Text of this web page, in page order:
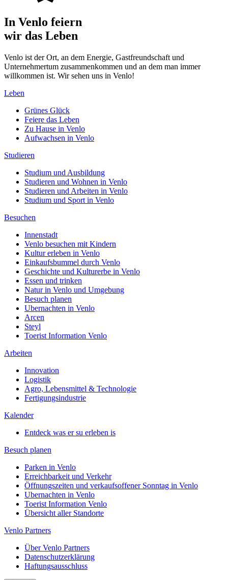
In Venlo feiern
wir das Leben
Venlo ist der Ort, an dem Energie, Gastfreundschaft und
Unternehmertum zusammenkommen und an dem man immer
willkommen ist. Wir sehen uns in Venlo!
Leben
Grünes Glück
Feiere das Leben
Zu Hause in Venlo
Aufwachsen in Venlo
Studieren
Studium und Ausbildung
Studieren und Wohnen in Venlo
Studieren und Arbeiten in Venlo
Studium und Sport in Venlo
Besuchen
Innenstadt
Venlo besuchen mit Kindern
Kultur erleben in Venlo
Einkaufsbummel durch Venlo
Geschichte und Kulturerbe in Venlo
Essen und trinken
Natur in Venlo und Umgebung
Besuch planen
Ubernachten in Venlo
Arcen
Steyl
Toerist Information Venlo
Arbeiten
Innovation
Logistik
Agro, Lebensmittel & Technologie
Fertigungsindustrie
Kalender
Entdeck was er su erleben is
Besuch planen
Parken in Venlo
Erreichbarkeit und Verkehr
Öffnungszeiten und verkaufsoffener Sonntag in Venlo
Ubernachten in Venlo
Toerist Information Venlo
Übersicht aller Standorte
Venlo Partners
Über Venlo Partners
Datenschutzerklärung
Haftungsausschluss